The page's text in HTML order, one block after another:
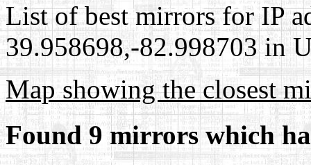
List of best mirrors for IP
39.958698,-82.998703 in
Map showing the closest
Found 9 mirrors which